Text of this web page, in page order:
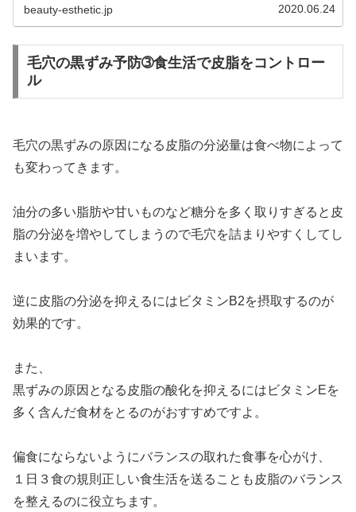
beauty-esthetic.jp 2020.06.24
毛穴の黒ずみ予防➂食生活で皮脂をコントロー
ル
毛穴の黒ずみの原因になる皮脂の分泌量は食べ物によって
も変わってきます。
油分の多い脂肪や甘いものなど糖分を多く取りすぎると皮
脂の分泌を増やしてしまうので毛穴を詰まりやすくしてし
まいます。
逆に皮脂の分泌を抑えるにはビタミンB2を摂取するのが
効果的です。
また、
黒ずみの原因となる皮脂の酸化を抑えるにはビタミンEを
多く含んだ食材をとるのがおすすめですよ。
偏食にならないようにバランスの取れた食事を心がけ、
１日３食の規則正しい食生活を送ることも皮脂のバランス
を整えるのに役立ちます。